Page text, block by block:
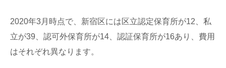
2020年3月時点で、新宿区には区立認定保育所が12、私
立が39、認可外保育所が14、認証保育所が16あり、費用
はそれぞれ異なります。